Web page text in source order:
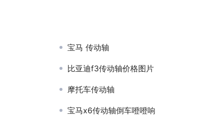
宝马 传动轴
比亚迪f3传动轴价格图片
摩托车传动轴
宝马x6传动轴倒车噔噔响